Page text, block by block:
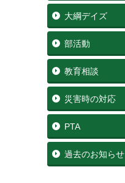
大綱デイズ
部活動
教育相談
災害時の対応
PTA
過去のお知らせ